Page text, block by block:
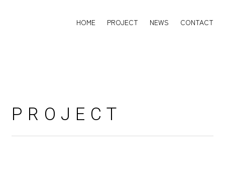
HOME
PROJECT
NEWS
CONTACT
PROJECT